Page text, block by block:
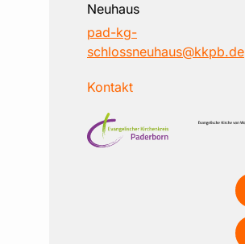
Neuhaus
pad-kg-
schlossneuhaus@kkpb.de
Kontakt